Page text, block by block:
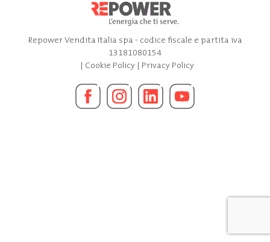
Repower Vendita Italia spa - codice fiscale e partita iva
13181080154
| Cookie Policy| Privacy Policy